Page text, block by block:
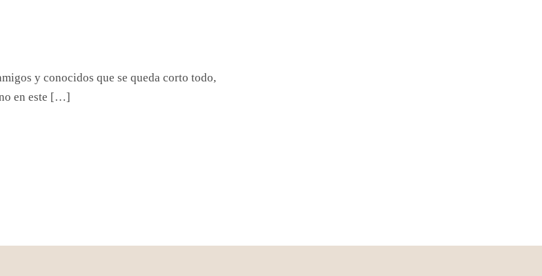
y conocidos que se queda corto todo,
en este […]